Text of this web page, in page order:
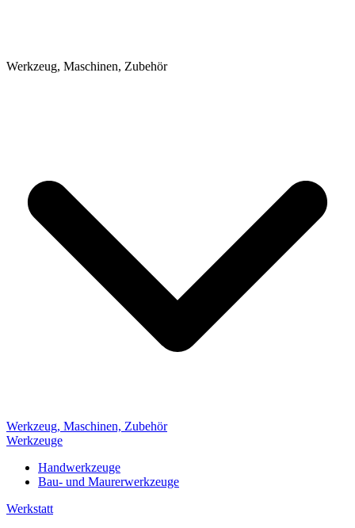
Werkzeug, Maschinen, Zubehör
Werkzeug, Maschinen, Zubehör
Werkzeuge
Handwerkzeuge
Bau- und Maurerwerkzeuge
Werkstatt